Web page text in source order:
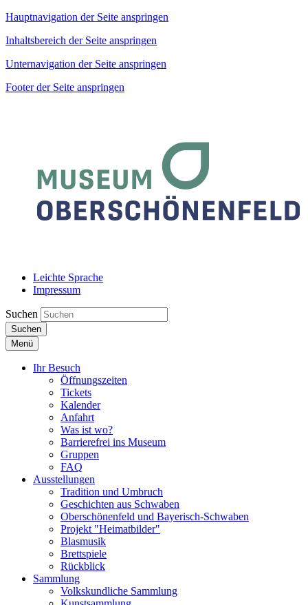
Hauptnavigation der Seite anspringen
Inhaltsbereich der Seite anspringen
Unternavigation der Seite anspringen
Footer der Seite anspringen
Leichte Sprache
Impressum
Suchen
Suchen
Menü
Ihr Besuch
Öffnungszeiten
Tickets
Kalender
Anfahrt
Was ist wo?
Barrierefrei ins Museum
Gruppen
FAQ
Ausstellungen
Tradition und Umbruch
Geschichten aus Schwaben
Oberschönenfeld und Bayerisch-Schwaben
Projekt "Heimatbilder"
Blasmusik
Brettspiele
Rückblick
Sammlung
Volkskundliche Sammlung